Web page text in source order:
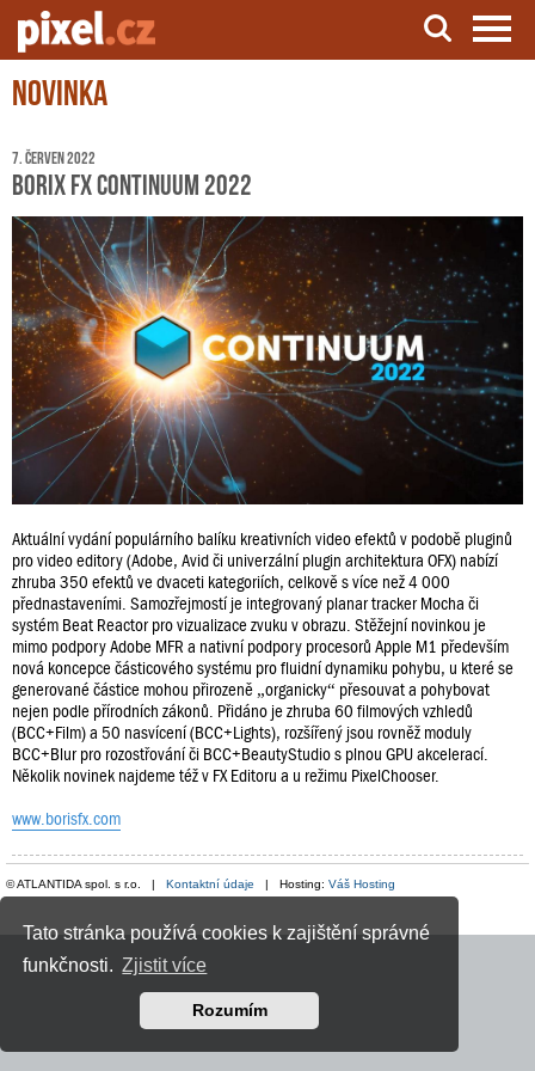
Tato stránka používá cookies k zajištění správné
funkčnosti. Zjistit více
Rozumím
Server o natáčení a zpracování videa
Novinka
7. červen 2022
Borix FX Continuum 2022
Aktuální vydání populárního balíku kreativních video efektů v podobě pluginů
pro video editory (Adobe, Avid či univerzální plugin architektura OFX) nabízí
zhruba 350 efektů ve dvaceti kategoriích, celkově s více než 4 000
přednastaveními. Samozřejmostí je integrovaný planar tracker Mocha či
systém Beat Reactor pro vizualizace zvuku v obrazu. Stěžejní novinkou je
mimo podpory Adobe MFR a nativní podpory procesorů Apple M1 především
nová koncepce částicového systému pro fluidní dynamiku pohybu, u které se
generované částice mohou přirozeně „organicky“ přesouvat a pohybovat
nejen podle přírodních zákonů. Přidáno je zhruba 60 filmových vzhledů
(BCC+Film) a 50 nasvícení (BCC+Lights), rozšířený jsou rovněž moduly
BCC+Blur pro rozostřování či BCC+BeautyStudio s plnou GPU akcelerací.
Několik novinek najdeme též v FX Editoru a u režimu PixelChooser.
www.borisfx.com
© ATLANTIDA spol. s r.o. | Kontaktní údaje | Hosting: Váš Hosting